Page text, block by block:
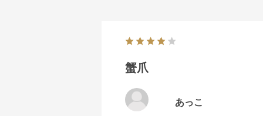
蟹爪
あっこ